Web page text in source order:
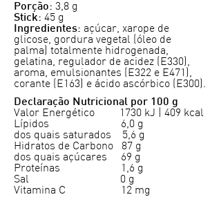
Porção: 3,8 g
Stick: 45 g
Ingredientes: açúcar, xarope de
glicose, gordura vegetal (óleo de
palma) totalmente hidrogenada,
gelatina, regulador de acidez (E330),
aroma, emulsionantes (E322 e E471),
corante (E163) e ácido ascórbico (E300).
Declaração Nutricional por 100 g
Valor Energético 1730 kJ | 409 kcal
Lípidos 6,0 g
dos quais saturados 5,6 g
Hidratos de Carbono 87 g
dos quais açúcares 69 g
Proteínas 1,6 g
Sal 0 g
Vitamina C 12 mg